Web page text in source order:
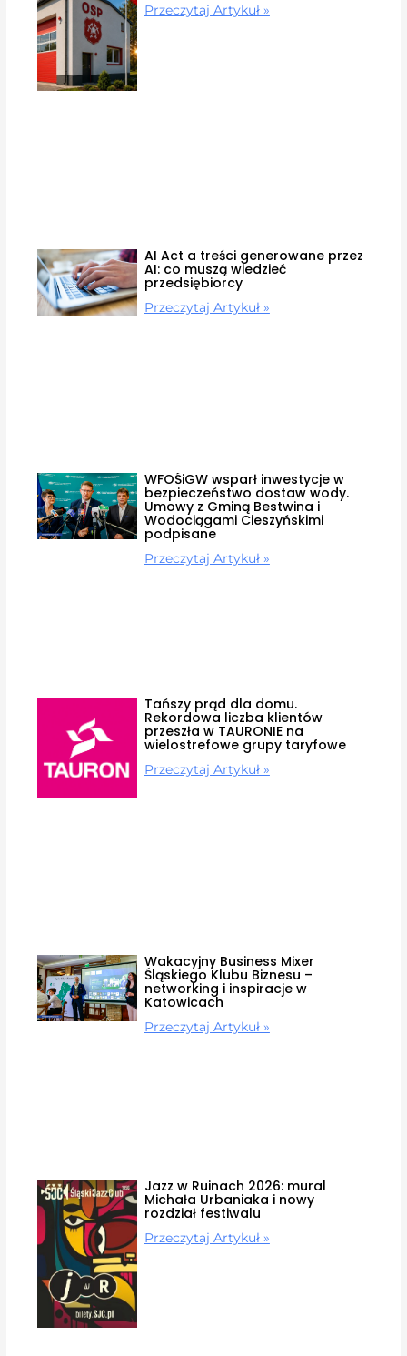
Przeczytaj Artykuł »
AI Act a treści generowane przez
AI: co muszą wiedzieć
przedsiębiorcy
Przeczytaj Artykuł »
WFOŚiGW wsparł inwestycje w
bezpieczeństwo dostaw wody.
Umowy z Gminą Bestwina i
Wodociągami Cieszyńskimi
podpisane
Przeczytaj Artykuł »
Tańszy prąd dla domu.
Rekordowa liczba klientów
przeszła w TAURONIE na
wielostrefowe grupy taryfowe
Przeczytaj Artykuł »
Wakacyjny Business Mixer
Śląskiego Klubu Biznesu –
networking i inspiracje w
Katowicach
Przeczytaj Artykuł »
Jazz w Ruinach 2026: mural
Michała Urbaniaka i nowy
rozdział festiwalu
Przeczytaj Artykuł »